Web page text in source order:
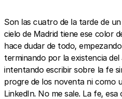
Son las cuatro de la tarde de
cielo de Madrid tiene ese color
hace dudar de todo,
terminando por la existencia del
intentando escribir sobre la fe
progre de los noventa ni como
LinkedIn. No me sale. La fe, esa